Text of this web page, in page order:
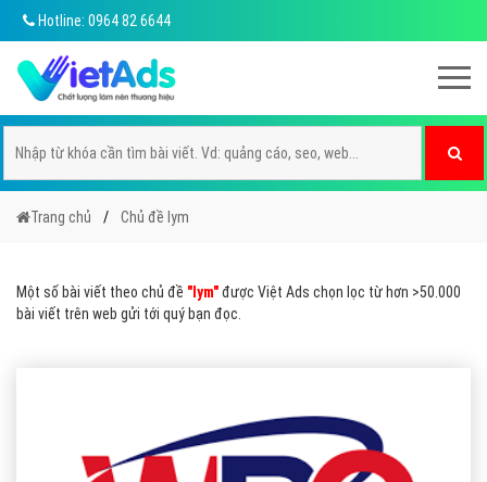
Hotline: 0964 82 6644
Trang chủ Chủ đề lym
Một số bài viết theo chủ đề "lym"được Việt Ads chọn lọc từ hơn >50.000
bài viết trên web gửi tới quý bạn đọc.